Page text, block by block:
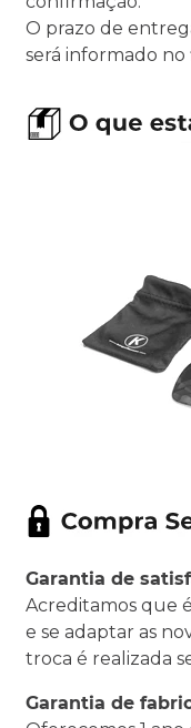
O prazo de
será informado no
Garantia de
Acreditamos que
e se adaptar as
troca é realizada
Garantia de